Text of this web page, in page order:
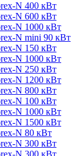
N 400 кВт
N 600 кВт
N 1000 кВт
N mini 90 кВт
N 150 кВт
N 1000 кВт
N 250 кВт
N 1200 кВт
N 800 кВт
N 100 кВт
N 1000 кВт
N 1500 кВт
N 80 кВт
N 300 кВт
N 300 кВт